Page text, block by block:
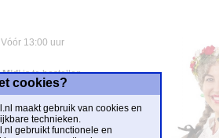
13:00 uur
Midiis te bestellen
cookies?
maakt gebruik van cookies en
technieken.
gebruikt functionele en